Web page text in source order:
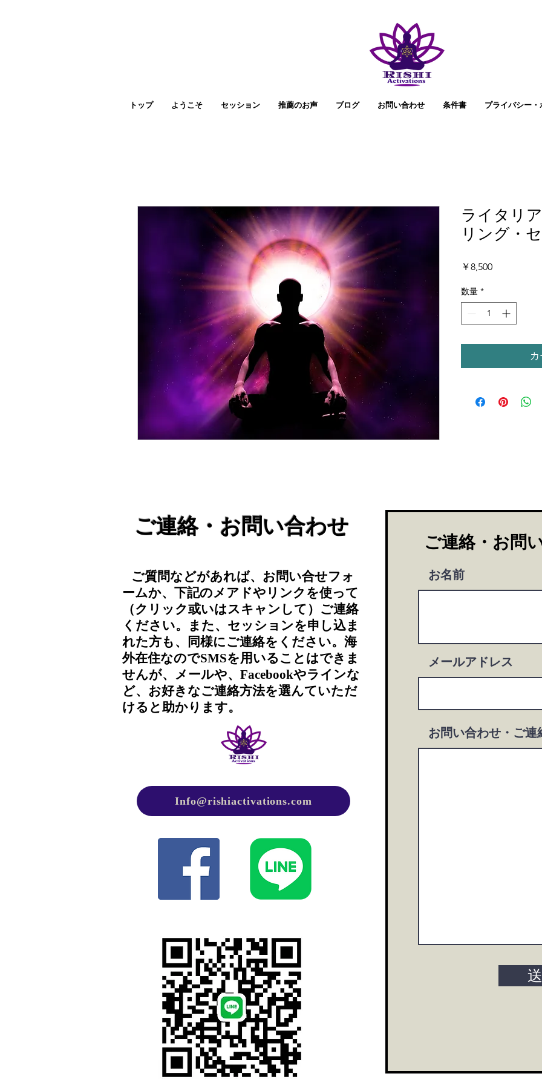
トップ ようこそ セッション 推薦のお声 ブログ お問い合わせ 条件書 プライバシー・
ライタリ
リング・
￥8,500価
数量 *
ご連絡・お問い合わせ
ご質問などがあれば、お問い合せフォ
ームか、下記のメアドやリンクを使って
（クリック或いはスキャンして）ご連絡
ください。また、セッションを申し込ま
れた方も、同様にご連絡をください。海
外在住なのでSMSを用いることはできま
せんが、メールや、Facebookやラインな
ど、お好きなご連絡方法を選んていただ
けると助かります。
Info@rishiactivations.com
ご連絡・お問
お名前
メールアドレス
お問い合わせ・ご連